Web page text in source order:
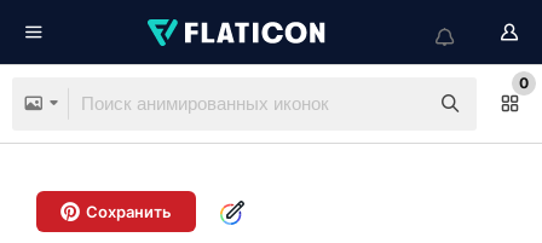
0
Сохранить